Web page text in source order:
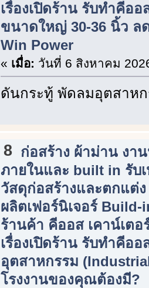
เรื่องเปิดร้าน รับทำคีออ
ขนาดใหญ่ 30-36 นิ้ว ล
Win Power
« เมื่อ: วันที่ 6 สิงหาคม
ดันกระทู้ พัดลมอุตสาห
8 ก่อสร้าง ผ้าม่าน งา
ภายในและ built in รับ
วัสดุก่อสร้างและตกแต่
ผลิตเฟอร์นิเจอร์
ร้านค้า คีออส เคาน์เตอ
เรื่องเปิดร้าน รับทำคีออ
อุตสาหกรรม
โรงงานของคุณต้องมี?